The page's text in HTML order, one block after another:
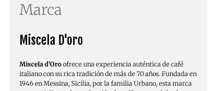
Marca
Miscela D'oro
Miscela d'Oroofrece una experiencia auténtica de café
italiano con su rica tradición de más de 70 años. Fundada en
1946 en Messina, Sicilia, por la familia Urbano, esta marca